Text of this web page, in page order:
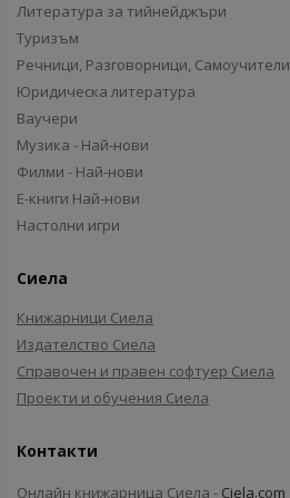
Литература за тийнейджъри
Туризъм
Речници, Разговорници, Самоучители
Юридическа литература
Ваучери
Музика - Най-нови
Филми - Най-нови
Е-книги Най-нови
Настолни игри
Сиела
Книжарници Сиела
Издателство Сиела
Справочен и правен софтуер Сиела
Проекти и обучения Сиела
Контакти
Онлайн книжарница Сиела - Ciela.com